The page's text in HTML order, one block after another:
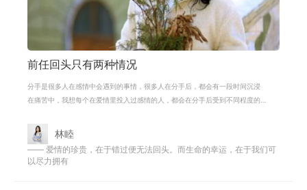
前任回头只有两种情况
分手是很多人在感情中会遇到的事情，很多人在分手后，都会有一段时间沉浸
在痛苦中，我想每个在爱情里投入过感情的人，都会在分手后受到不同程度的
林睦
—— 爱情的珍贵，在于错过便无法回头。而生命的幸运，在于我们可
以尽力拥有